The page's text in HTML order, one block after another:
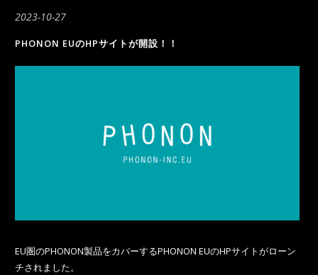
2023-10-27
PHONON EUのHPサイトが開設！！
EU圏のPHONON製品をカバーするPHONON EUのHPサイトがローン
チされました。